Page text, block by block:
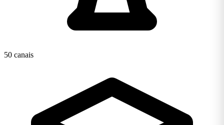
50 canais